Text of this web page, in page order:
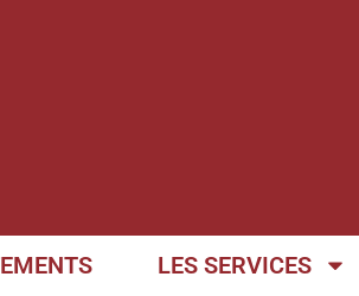
LES SERVICES